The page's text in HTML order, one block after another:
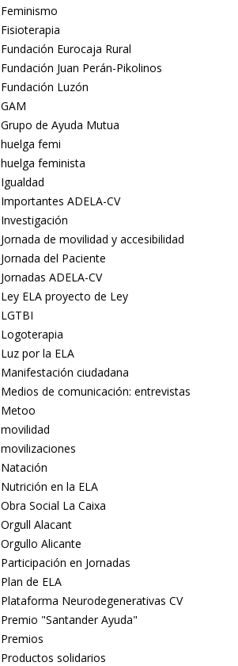
Feminismo
Fisioterapia
Fundación Eurocaja Rural
Fundación Juan Perán-Pikolinos
Fundación Luzón
GAM
Grupo de Ayuda Mutua
huelga femi
huelga feminista
Igualdad
Importantes ADELA-CV
Investigación
Jornada de movilidad y accesibilidad
Jornada del Paciente
Jornadas ADELA-CV
Ley ELA proyecto de Ley
LGTBI
Logoterapia
Luz por la ELA
Manifestación ciudadana
Medios de comunicación: entrevistas
Metoo
movilidad
movilizaciones
Natación
Nutrición en la ELA
Obra Social La Caixa
Orgull Alacant
Orgullo Alicante
Participación en Jornadas
Plan de ELA
Plataforma Neurodegenerativas CV
Premio "Santander Ayuda"
Premios
Productos solidarios